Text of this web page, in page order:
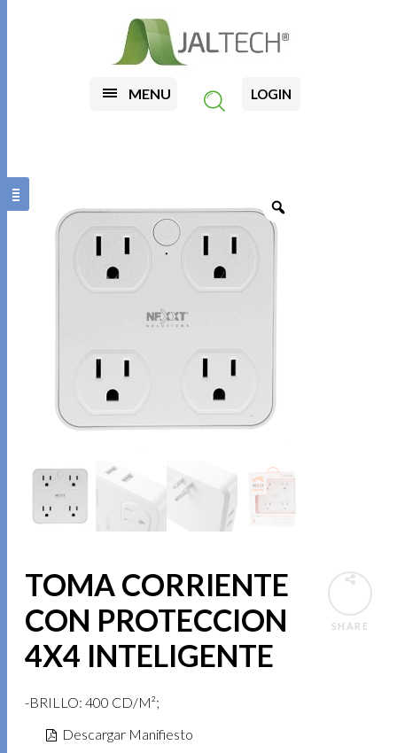
MENU LOGIN
SHARE
TOMA CORRIENTE
CON PROTECCION
4X4 INTELIGENTE
-BRILLO: 400 CD/M²;
Descargar Manifiesto